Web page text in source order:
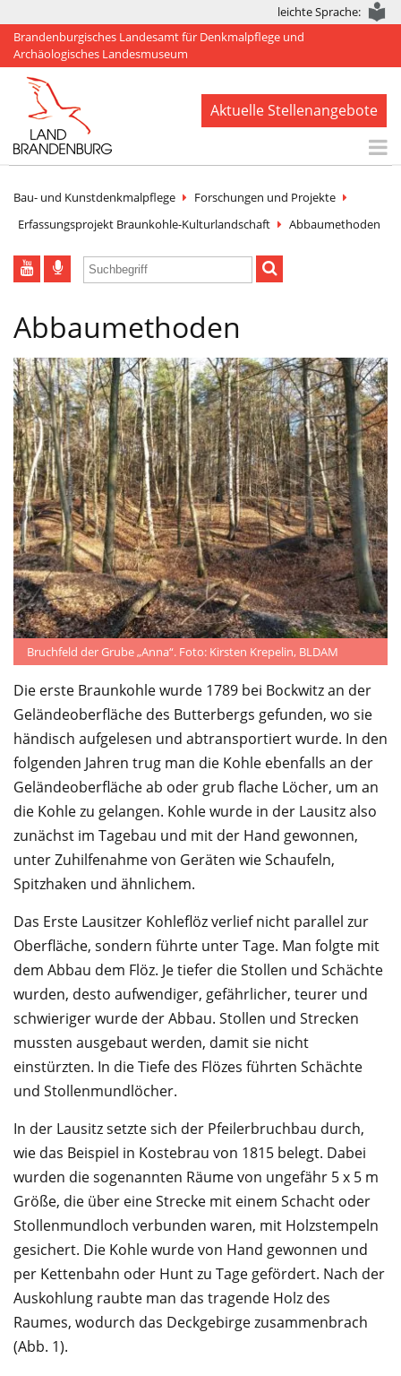
leichte Sprache:
Brandenburgisches Landesamt für Denkmalpflege und
Archäologisches Landesmuseum
Aktuelle Stellenangebote
Aktuelles
BLDAM
Denkmale
Publikationen
Service
Bau- und Kunstdenkmalpflege
Forschungen und Projekte
Erfassungsprojekt Braunkohle-Kulturlandschaft
Abbaumethoden
Abbaumethoden
Bruchfeld der Grube „Anna“. Foto: Kirsten Krepelin, BLDAM
Die erste Braunkohle wurde 1789 bei Bockwitz an der
Geländeoberfläche des Butterbergs gefunden, wo sie
händisch aufgelesen und abtransportiert wurde. In den
folgenden Jahren trug man die Kohle ebenfalls an der
Geländeoberfläche ab oder grub flache Löcher, um an
die Kohle zu gelangen. Kohle wurde in der Lausitz also
zunächst im Tagebau und mit der Hand gewonnen,
unter Zuhilfenahme von Geräten wie Schaufeln,
Spitzhaken und ähnlichem.
Das Erste Lausitzer Kohleflöz verlief nicht parallel zur
Oberfläche, sondern führte unter Tage. Man folgte mit
dem Abbau dem Flöz. Je tiefer die Stollen und Schächte
wurden, desto aufwendiger, gefährlicher, teurer und
schwieriger wurde der Abbau. Stollen und Strecken
mussten ausgebaut werden, damit sie nicht
einstürzten. In die Tiefe des Flözes führten Schächte
und Stollenmundlöcher.
In der Lausitz setzte sich der Pfeilerbruchbau durch,
wie das Beispiel in Kostebrau von 1815 belegt. Dabei
wurden die sogenannten Räume von ungefähr 5 x 5 m
Größe, die über eine Strecke mit einem Schacht oder
Stollenmundloch verbunden waren, mit Holzstempeln
gesichert. Die Kohle wurde von Hand gewonnen und
per Kettenbahn oder Hunt zu Tage gefördert. Nach der
Auskohlung raubte man das tragende Holz des
Raumes, wodurch das Deckgebirge zusammenbrach
(Abb. 1).